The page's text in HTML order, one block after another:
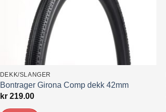
DEKK/SLANGER
Bontrager Girona Comp dekk 42mm
kr219.00